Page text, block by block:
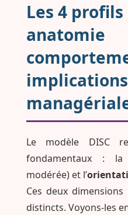
Les 4 profils
anatomie
implications
Le modèle DISC
fondamentaux :
modérée) et l’
Ces deux
distincts. Voyons-les